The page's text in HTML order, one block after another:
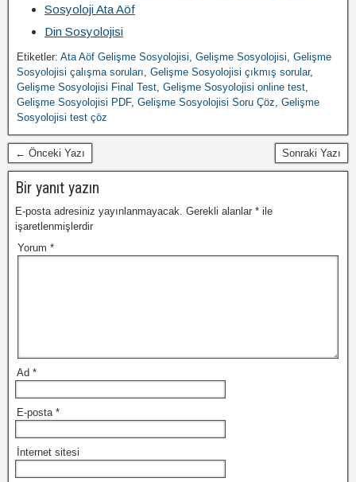
Sosyoloji Ata Aöf
Din Sosyolojisi
Etiketler: Ata Aöf Gelişme Sosyolojisi, Gelişme Sosyolojisi, Gelişme
Sosyolojisi çalışma soruları, Gelişme Sosyolojisi çıkmış sorular,
Gelişme Sosyolojisi Final Test, Gelişme Sosyolojisi online test,
Gelişme Sosyolojisi PDF, Gelişme Sosyolojisi Soru Çöz, Gelişme
Sosyolojisi test çöz
← Önceki Yazı Sonraki Yazı
Bir yanıt yazın
E-posta adresiniz yayınlanmayacak. Gerekli alanlar * ile
işaretlenmişlerdir
Yorum *
Ad *
E-posta *
İnternet sitesi